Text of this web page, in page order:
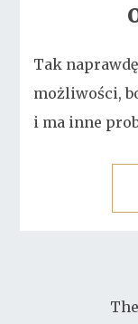
Tak
możliwości,
i ma inne